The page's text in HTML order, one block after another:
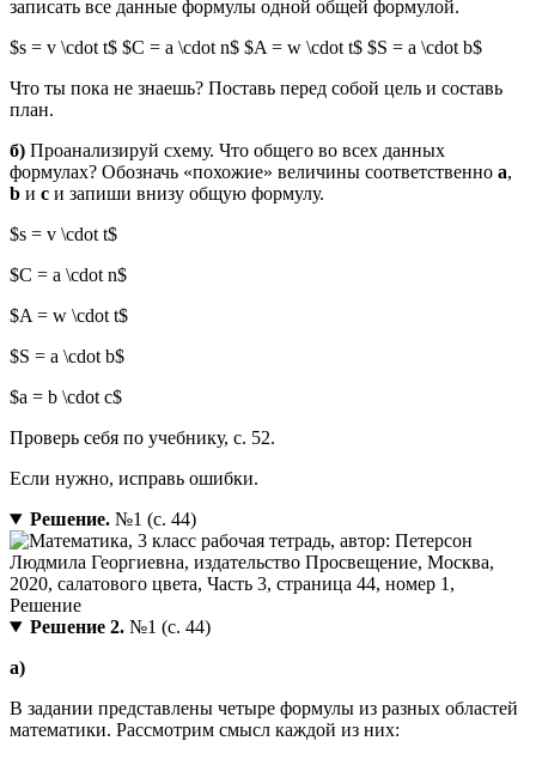
записать все данные формулы одной общей формулой.
$s = v \cdot t$ $C = a \cdot n$ $A = w \cdot t$ $S = a \cdot b$
Что ты пока не знаешь? Поставь перед собой цель и составь
план.
б) Проанализируй схему. Что общего во всех данных
формулах? Обозначь «похожие» величины соответственно a,
b и c и запиши внизу общую формулу.
$s = v \cdot t$
$C = a \cdot n$
$A = w \cdot t$
$S = a \cdot b$
$a = b \cdot c$
Проверь себя по учебнику, с. 52.
Если нужно, исправь ошибки.
Решение.№1 (с. 44)
Решение 2.№1 (с. 44)
а)
В задании представлены четыре формулы из разных областей
математики. Рассмотрим смысл каждой из них: